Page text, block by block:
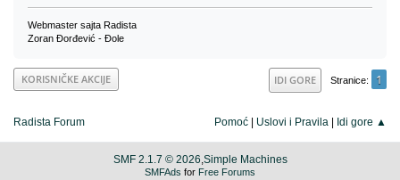
Webmaster sajta Radista
Zoran Đorđević - Đole
IDI GORE Stranice 1
KORISNIČKE AKCIJE
Pomoć Uslovi i Pravila Idi gore ▲
Radista Forum
SMF 2.1.7 © 2026,Simple Machines
SMFAds for Free Forums